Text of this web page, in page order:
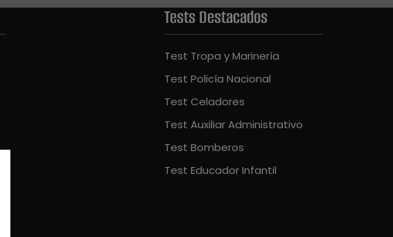
Tests Destacados
Test Tropa y Marinería
Test Policía Nacional
Test Celadores
Test Auxiliar Administrativo
Test Bomberos
Test Educador Infantil